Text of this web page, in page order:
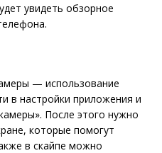
увидеть обзорное
— использование
в настройки приложения и
После этого нужно
которые помогут
в скайпе можно